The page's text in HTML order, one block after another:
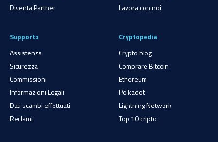
Diventa Partner
Lavora con noi
Supporto
Assistenza
Sicurezza
Commissioni
Informazioni Legali
Dati scambi effettuati
Reclami
Cryptopedia
Crypto blog
Comprare Bitcoin
Ethereum
Polkadot
Lightning Network
Top 10 cripto